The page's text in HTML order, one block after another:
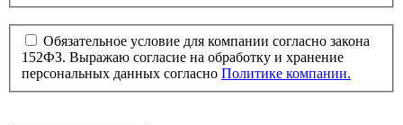
Обязательное условие для компании согласно закона
152ФЗ. Выражаю согласие на обработку и хранение
персональных данных согласно Политике компании.